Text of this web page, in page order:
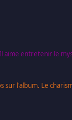
aime entretenir le
sur l'album. Le